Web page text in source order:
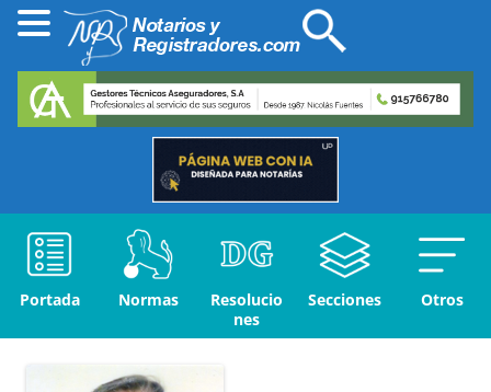
Portada Normas
Resolucio
nes
Secciones Otros